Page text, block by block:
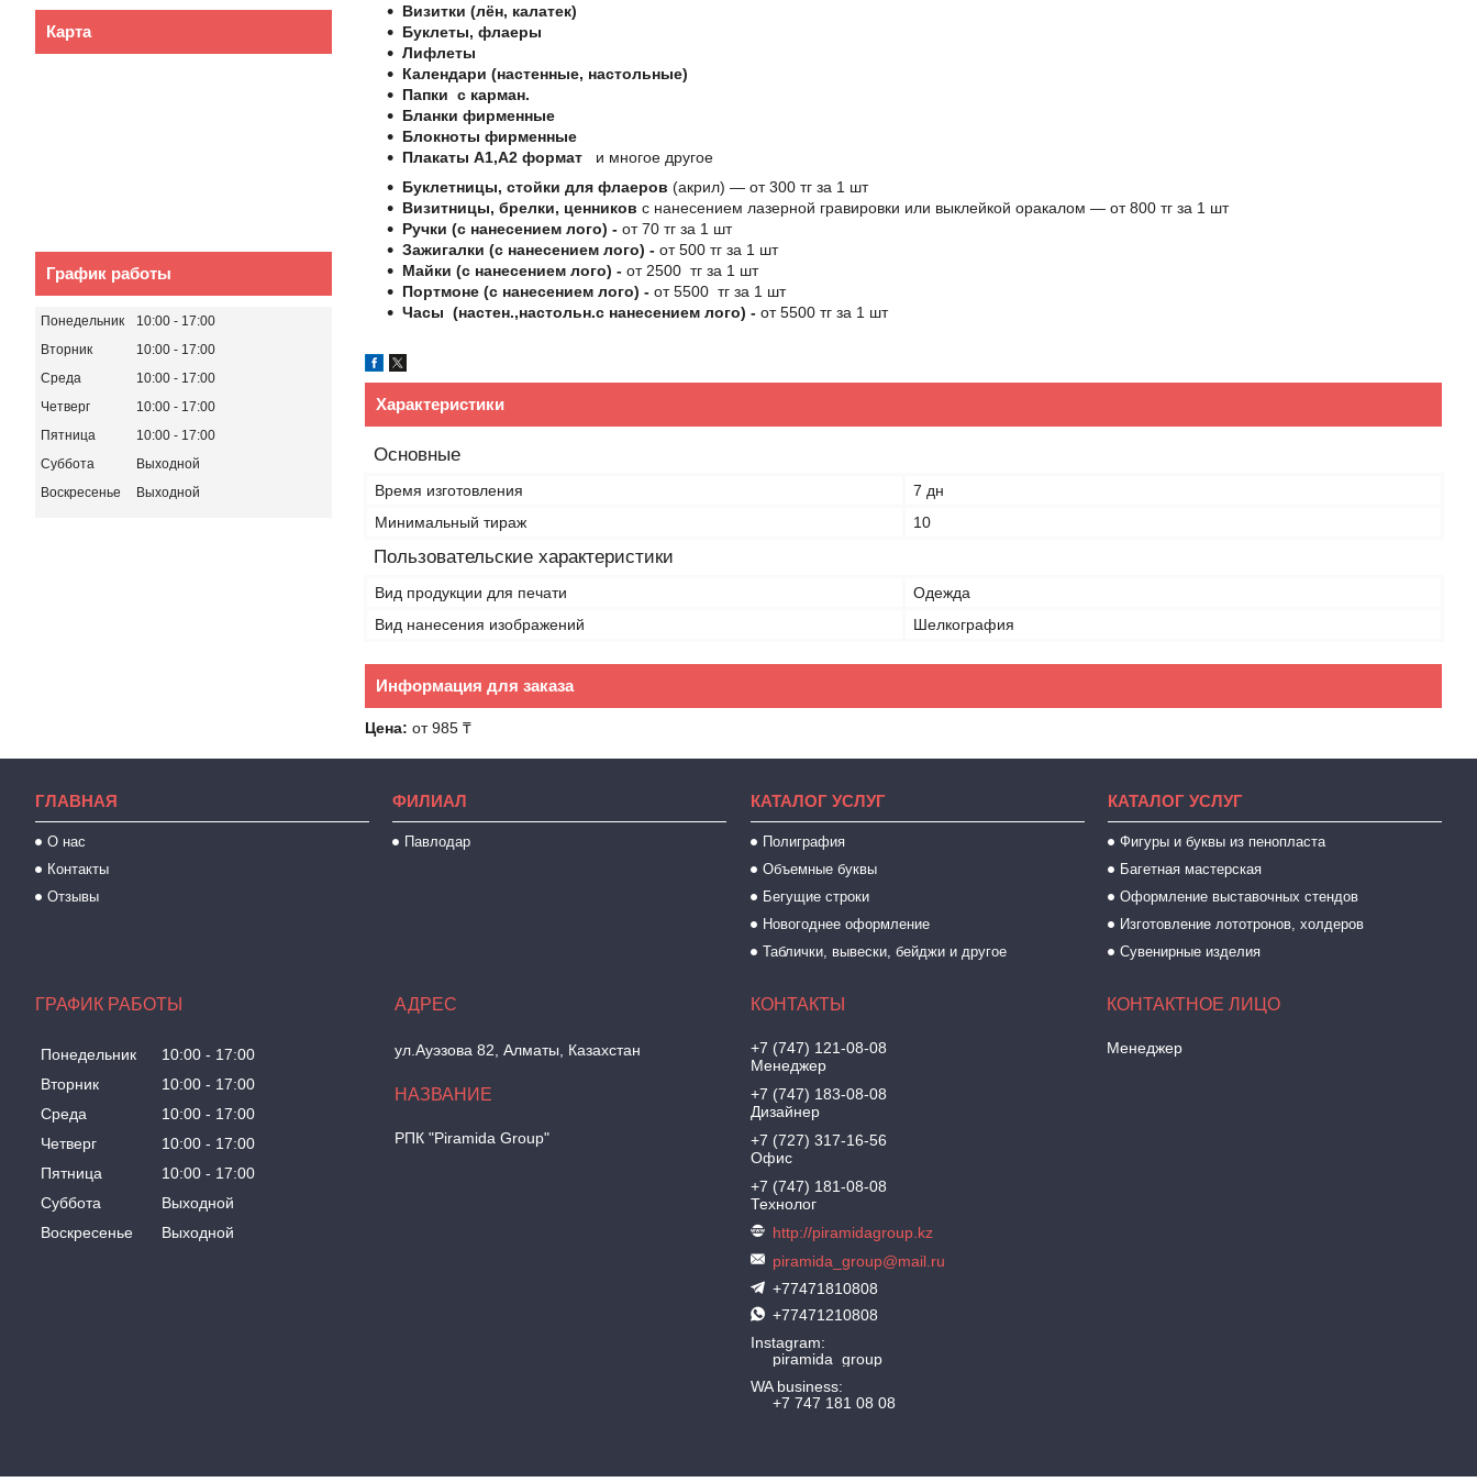
Визитки (лён, калатек)
Буклеты, флаеры
Лифлеты
Календари (настенные, настольные)
Папки с карман.
Бланки фирменные
Блокноты фирменные
Плакаты А1,А2 формат и многое другое
Буклетницы, стойки для флаеров (акрил) ― от 300 тг за 1 шт
Визитницы, брелки, ценников с нанесением лазерной гравировки или выклейкой оракалом ― от 800 тг за 1 шт
Ручки (с нанесением лого) - от 70 тг за 1 шт
Зажигалки (с нанесением лого) - от 500 тг за 1 шт
Майки (с нанесением лого) - от 2500 тг за 1 шт
Портмоне (с нанесением лого) - от 5500 тг за 1 шт
Часы (настен.,настольн.с нанесением лого) - от 5500 тг за 1 шт
Характеристики
Основные
Время изготовления
7 дн
Минимальный тираж
10
Пользовательские характеристики
Вид продукции для печати
Одежда
Вид нанесения изображений
Шелкография
Информация для заказа
Цена: от 985 ₸
Карта
График работы
Понедельник 10:00
17:00
Вторник
10:00
17:00
Среда
10:00
17:00
Четверг
10:00
17:00
Пятница
10:00
17:00
Суббота
Выходной
Воскресенье
Выходной
ГЛАВНАЯ
О нас
Контакты
Отзывы
ФИЛИАЛ
Павлодар
КАТАЛОГ УСЛУГ
Полиграфия
Объемные буквы
Бегущие строки
Новогоднее оформление
Таблички, вывески, бейджи и другое
КАТАЛОГ УСЛУГ
Фигуры и буквы из пенопласта
Багетная мастерская
Оформление выставочных стендов
Изготовление лототронов, холдеров
Сувенирные изделия
ГРАФИК РАБОТЫ
Понедельник 10:00
17:00
Вторник
10:00
17:00
Среда
10:00
17:00
Четверг
10:00
17:00
Пятница
10:00
17:00
Суббота
Выходной
Воскресенье
Выходной
ул.Ауэзова 82, Алматы, Казахстан
РПК "Piramida Group"
+7 (747) 121-08-08
Менеджер
+7 (747) 183-08-08
Дизайнер
+7 (727) 317-16-56
Офис
+7 (747) 181-08-08
Технолог
http://piramidagroup.kz
piramida_group@mail.ru
+77471810808
+77471210808
Instagram
piramida_group
WA business
+7 747 181 08 08
Менеджер